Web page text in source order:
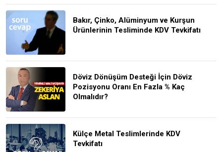
Bakır, Çinko, Alüminyum ve Kurşun
Ürünlerinin Tesliminde KDV Tevkifatı
Döviz Dönüşüm Desteği İçin Döviz
Pozisyonu Oranı En Fazla % Kaç
Olmalıdır?
Külçe Metal Teslimlerinde KDV
Tevkifatı